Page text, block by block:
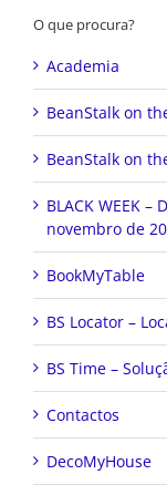
O que procura?
Academia
BeanStalk on
BeanStalk on
BLACK WEEK
novembro de
BookMyTable
BS Locator –
BS Time –
Contactos
DecoMyHouse